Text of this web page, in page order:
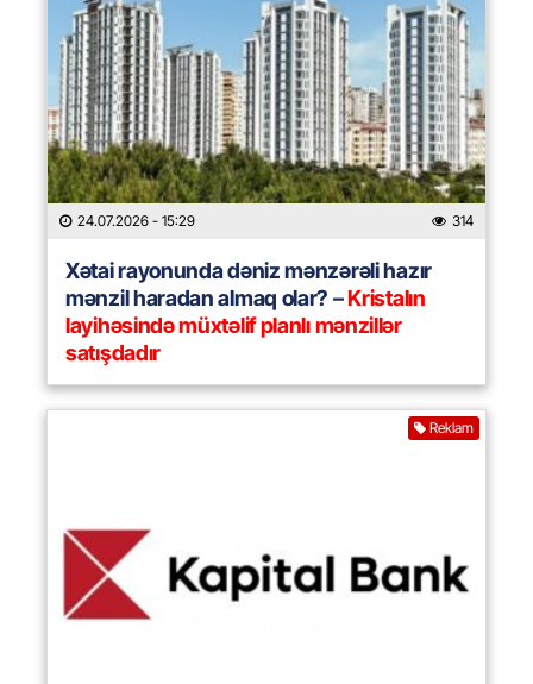
24.07.2026 - 15:29 314
Xətai rayonunda dəniz mənzərəli hazır
mənzil haradan almaq olar? –Kristalın
layihəsində müxtəlif planlı mənzillər
satışdadır
Reklam